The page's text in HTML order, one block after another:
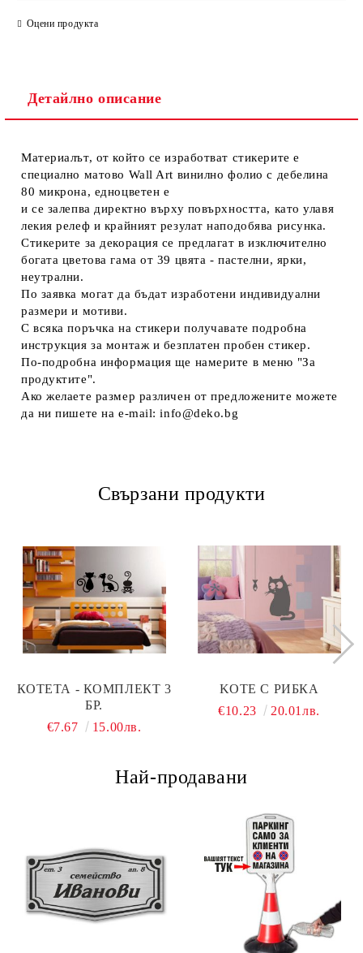
Ние ще се свържем с вас в рамките на работния ден.
Оцени продукта
Детайлно описание
Материалът, от който се изработват стикерите е
специално матово Wall Art винилно фолио с дебелина
80 микрона, едноцветен е
и се залепва директно върху повърхността, като улавя
лекия релеф и крайният резулат наподобява рисунка.
Стикерите за декорация се предлагат в изключително
богата цветова гама от 39 цвятa - пастелни, ярки,
неутрални.
По заявка могат да бъдат изработени индивидуални
размери и мотиви.
С всяка поръчка на стикери получавате подробна
инструкция за монтаж и безплатен пробен стикер.
По-подробна информация ще намерите в меню "За
продуктите".
Ако желаете размер различен от предложените можете
да ни пишете на e-mail: info@deko.bg
Свързани продукти
КОТЕТА - КОМПЛЕКТ 3
БР.
€7.67
15.00лв.
KOТЕ С РИБКА
€10.23
20.01лв.
Най-продавани